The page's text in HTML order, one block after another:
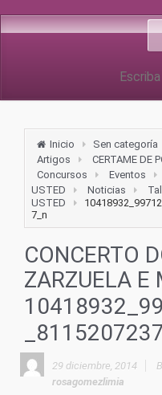
Inicio Sen categoría
Artigos
CERTAME DE
Concursos
Eventos
USTED
Noticias
USTED
7_n
CONCERTO
ZARZUELA E
29 diciembre, 2014
rosagomezlimia